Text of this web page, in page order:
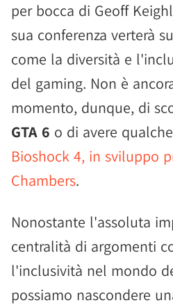
per bocca di Geoff
sua conferenza verterà
come la diversità e
del gaming. Non è
momento, dunque, di
GTA 6 o di avere
Bioshock 4, in sviluppo
Chambers.
Nonostante l'assoluta
centralità di argomenti
l'inclusività nel mondo
possiamo nascondere